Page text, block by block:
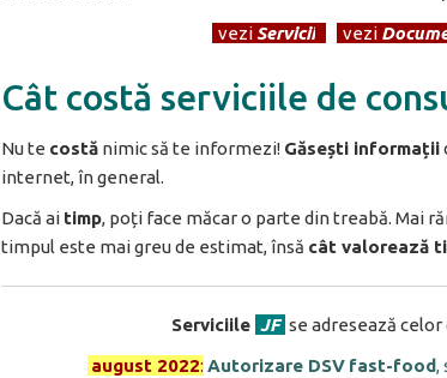
veziServicii vezi
Cât costă serviciile de
Nu te costă nimic să te informezi! Găsești informații
internet, în general.
Dacă ai timp, poți face măcar o parte din treabă. Mai
timpul este mai greu de estimat, însă cât valorează
Serviciile JF se adresează celor
august 2022: Autorizare DSV fast-food,